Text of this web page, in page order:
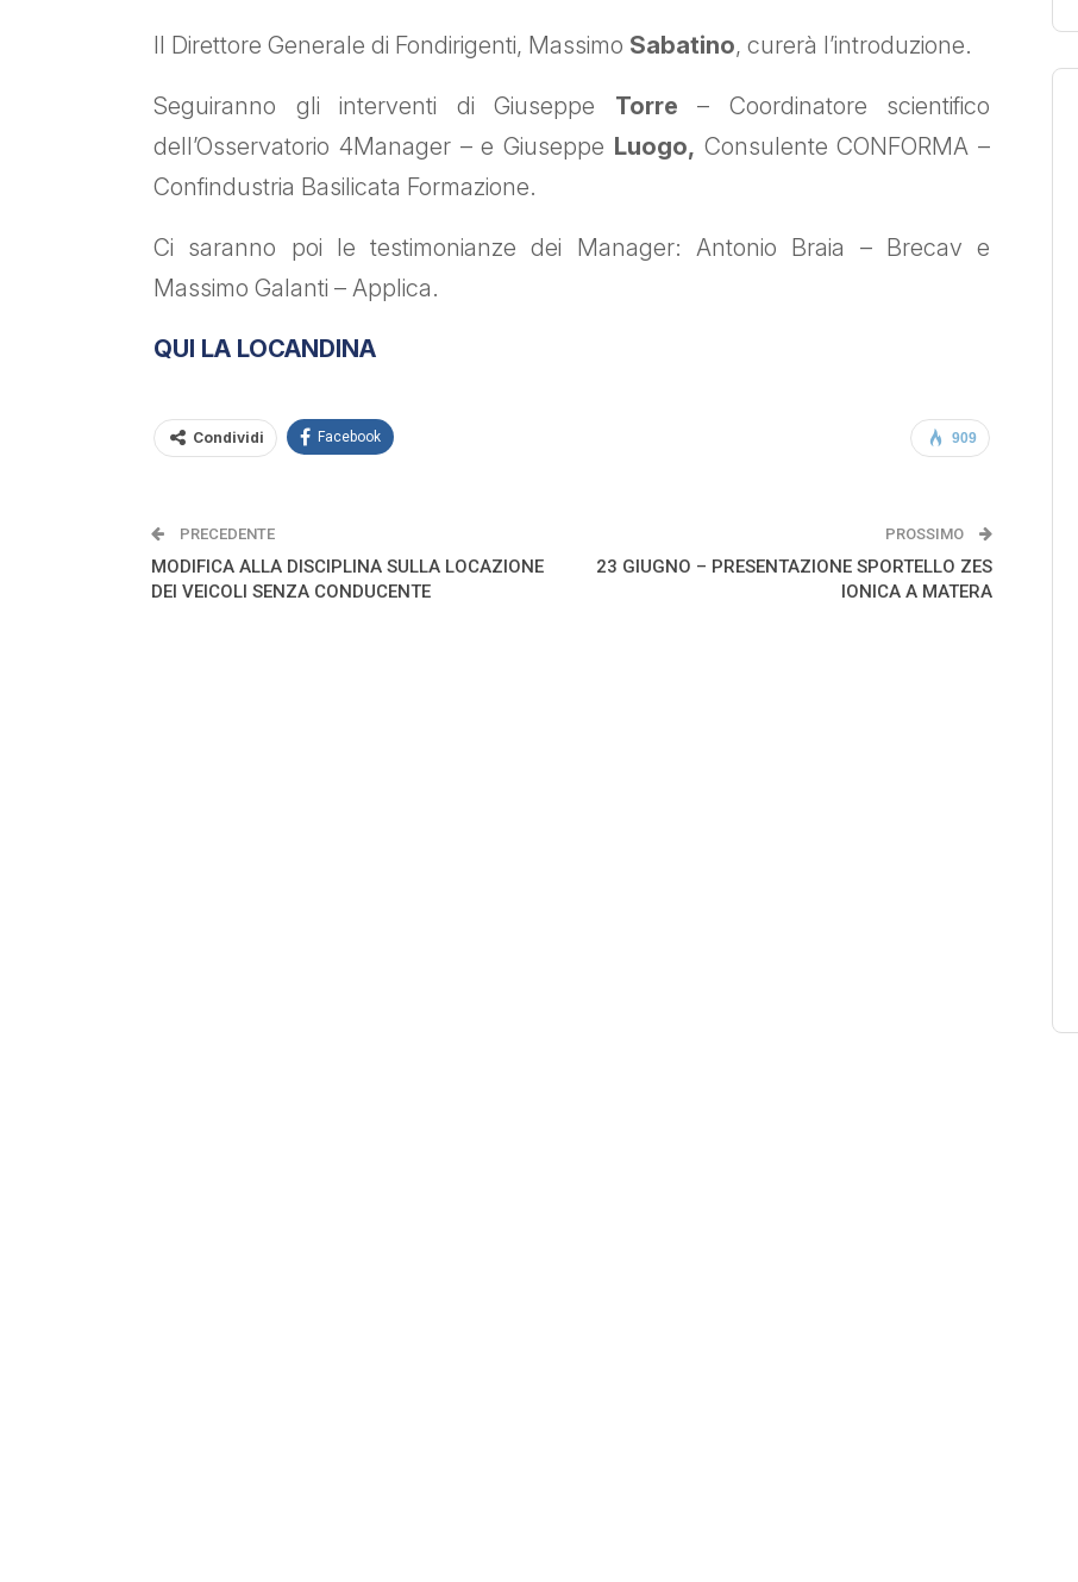
Il Direttore Generale di Fondirigenti, Massimo Sabatino, curerà l’introduzione.
Seguiranno gli interventi di Giuseppe Torre – Coordinatore scientifico
dell’Osservatorio 4Manager – e Giuseppe Luogo, Consulente CONFORMA –
Confindustria Basilicata Formazione.
Ci saranno poi le testimonianze dei Manager: Antonio Braia – Brecav e
Massimo Galanti – Applica.
QUI LA LOCANDINA
909
Condividi Facebook
PRECEDENTE
MODIFICA ALLA DISCIPLINA SULLA LOCAZIONE
DEI VEICOLI SENZA CONDUCENTE
PROSSIMO
23 GIUGNO – PRESENTAZIONE SPORTELLO ZES
IONICA A MATERA